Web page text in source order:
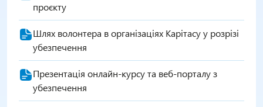
проєкту
Шлях волонтера в організаціях Карітасу у розрізі
убезпечення
Презентація онлайн-курсу та веб-порталу з
убезпечення